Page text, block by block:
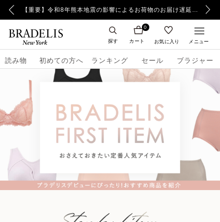
【重要】日本郵便の障害による配送への影響についてのお詫び 【重要】令和8年熊本地震の影響によるお荷物のお届け遅延について
読み物 初めての方へ ランキング セール ブラジャー
カート
0
お気に入り
探す メニュー